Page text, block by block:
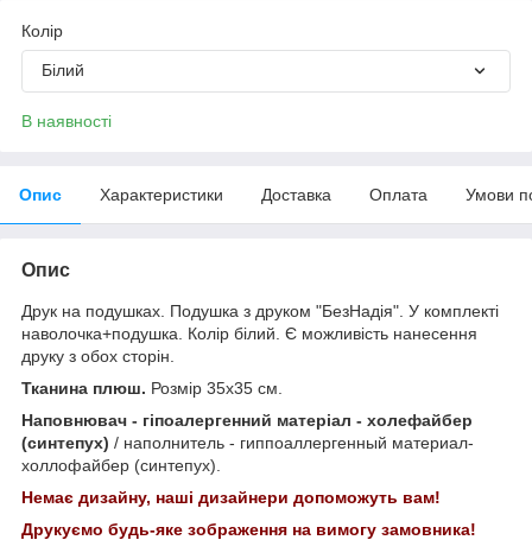
Колір
Білий
В наявності
Опис Характеристики Доставка Оплата Умови
Опис
Друк на подушках. Подушка з друком "БезНадія". У комплекті
наволочка+подушка. Колір білий. Є можливість нанесення
друку з обох сторін.
Тканина плюш. Розмір 35х35 см.
Наповнювач - гіпоалергенний матеріал - холефайбер
(синтепух) / наполнитель - гиппоаллергенный материал-
холлофайбер (синтепух).
Немає дизайну, наші дизайнери допоможуть вам!
Друкуємо будь-яке зображення на вимогу замовника!